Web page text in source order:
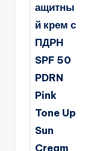
ащитны
й крем с
ПДРН
SPF 50
PDRN
Pink
Tone Up
Sun
Cream